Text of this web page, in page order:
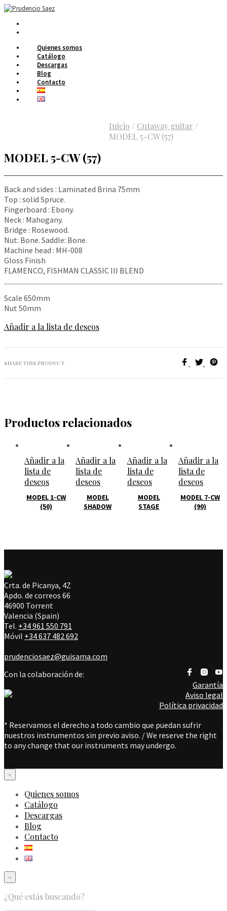
Quienes somos
Catálogo
Descargas
Blog
Contacto
Inicio / Cutaway guitar /
MODEL 5-CW (57)
MODEL 5-CW (57)
Back and sides : Laminated Brina 75mm
Top : solid Spruce.
Fingerboard : Ebony.
Neck : Mahogany.
Bridge : Rosewood.
Nut: Bone. Saddle: Bone.
Machine head : MH-008
Gloss Finish
FLAMENCO, FISHMAN CLASSIC III BLEND
Scale 650mm
Nut 50mm
Añadir a la lista de deseos
SHARE THIS PRODUCT
Productos relacionados
Añadir a la
lista de
deseos
MODEL 1-CW
(50)
Añadir a la
lista de
deseos
MODEL
SHADOW
Añadir a la
lista de
deseos
MODEL
STAGE
Añadir a la
lista de
deseos
MODEL 7-CW
(90)
Crta. de Picanya, 4Z
Apdo. de correos 66
46900 Torrent
Valencia (Spain)
Tel. +34 961 550 791
Móvil +34 637 482 692
prudenciosaez@guisama.com
Garantía
Aviso legal
Política privacidad
Con la colaboración de:
* Reservamos el derecho a todo cambio que puedan sufrir
nuestros instrumentos sin previo aviso. / We reserve the right
to any change that our instruments may undergo.
×
Quienes somos
Catálogo
Descargas
Blog
Contacto
×
¿Qué estás buscando?